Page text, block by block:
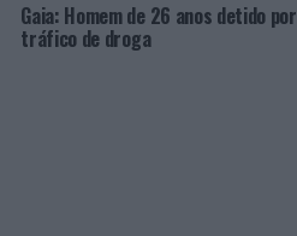
Gaia: Homem de 26 anos detido por
tráfico de droga